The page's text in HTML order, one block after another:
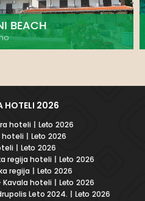
BEACH
HOTELI 2026
hoteli | Leto 2026
hoteli | Leto 2026
| Leto 2026
regija hoteli | Leto 2026
regija | Leto 2026
Kavala hoteli | Leto 2026
Leto 2024. | Leto 2026